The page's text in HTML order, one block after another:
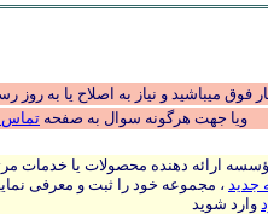
میباشید و نیاز به اصلاح یا به روز
ویا جهت هرگونه سوال به صفحه تماس
ارائه دهنده محصولات یا خدمات
جدید ، مجموعه خود را ثبت و معرفی
وارد شوید